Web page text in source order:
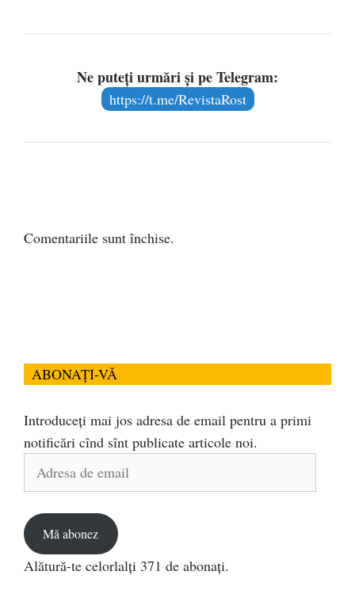
Ne puteți urmări și pe Telegram:
https://t.me/RevistaRost
Comentariile sunt închise.
ABONAȚI-VĂ
Introduceți mai jos adresa de email pentru a primi
notificări cînd sînt publicate articole noi.
Adresa
Mă abonez
Alătură-te celorlalți 371 de abonați.